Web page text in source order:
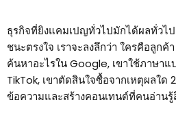
ธุรกิจที่ยิงแคมเปญทั่วไปมักได้ผลทั่วไ
ชนะตรงใจ เราจะลงลึกว่า ใครคือลูก
ค้นหาอะไรใน Google, เขาใช้ภาษา
TikTok, เขาตัดสินใจซื้อจากเหตุผลใด
ข้อความและสร้างคอนเทนต์ที่คนอ่าน